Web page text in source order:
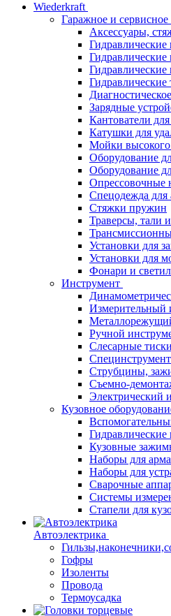
Wiederkraft
Гаражное и сервисное
Аксессуары,
Гидравлические
Гидравлические
Гидравлические
Зарядные
Кантователи
Катушки для
Мойки высокого
Оборудование
Оборудование
Опрессовочные
Спецодежда для
Стяжки пружин
Траверсы, тали
Установки для
Установки для
Фонари и
Инструмент
Измерительный
Ручной
Слесарные тиски
Специнструмент
Струбцины,
Съемно-
Электрический
Кузовное
Кузовные
Наборы для
Наборы для
Сварочные
Системы
Стапели для
Автоэлектрика
Гофры
Изоленты
Провода
Термоусадка